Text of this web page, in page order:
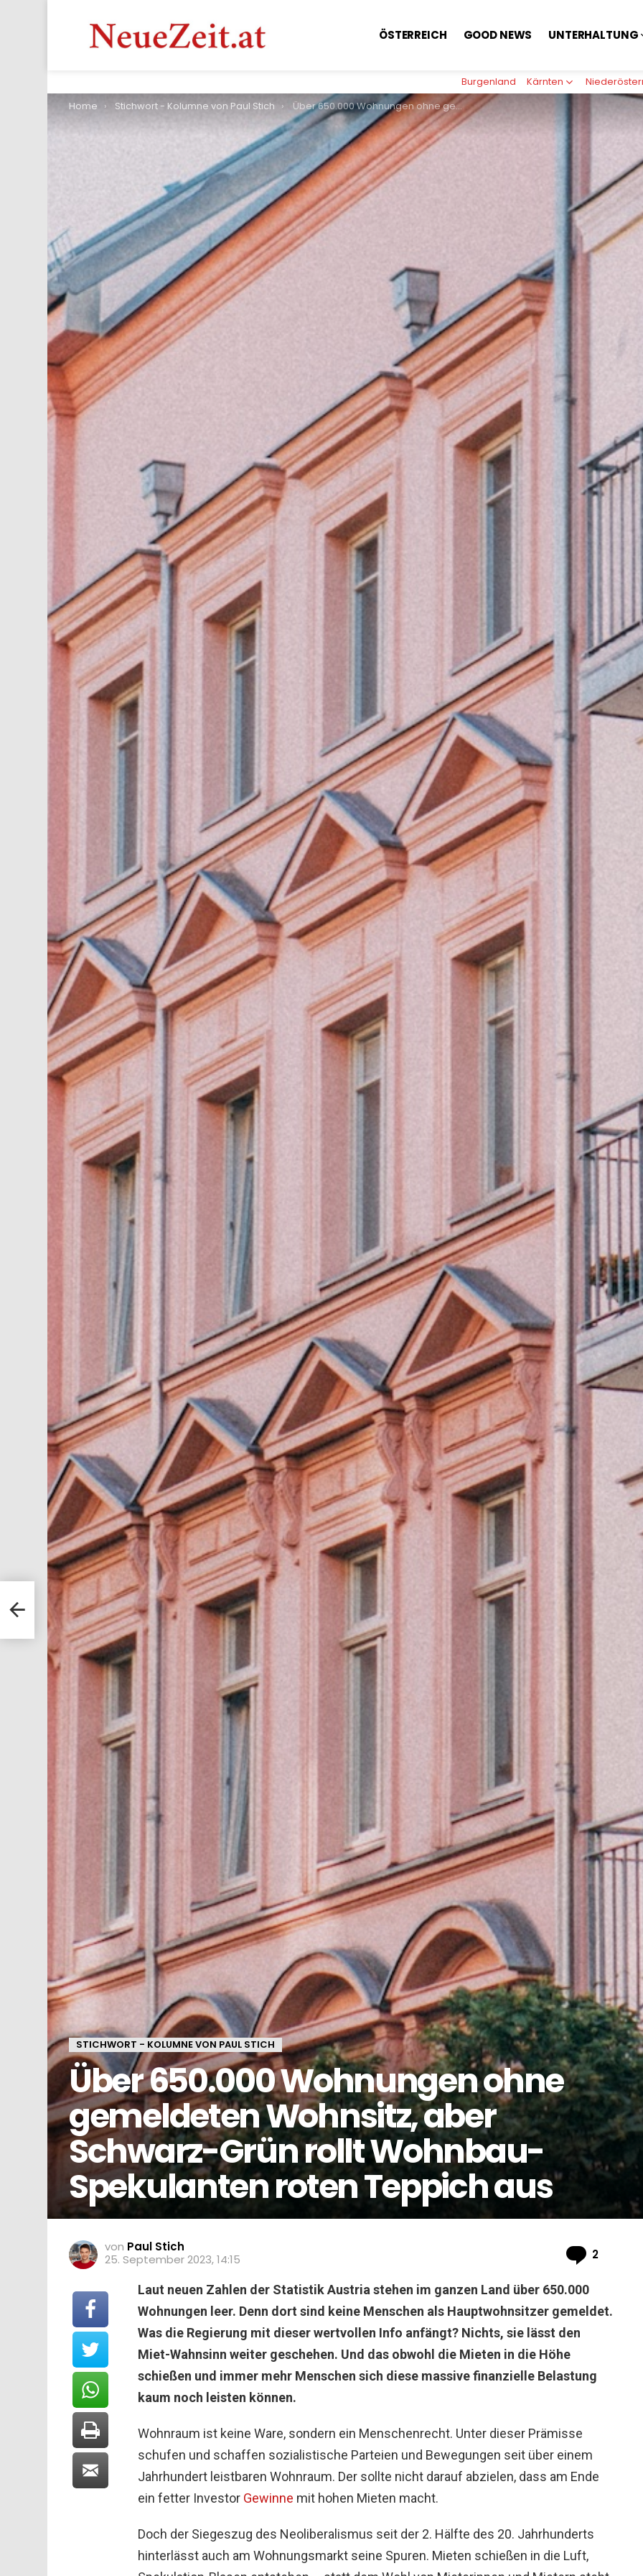
ÖSTERREICH GOOD NEWS UNTERHALTUNG
Burgenland Kärnten
You are here:
Home Stichwort - Kolumne von Paul Stich Über 650.000 Wohnungen ohne gemeldeten Wohnsitz, aber Schwarz-Grün rollt Wohnbau-Spekulanten roten Teppich aus
STICHWORT - KOLUMNE VON PAUL STICH
Über 650.000 Wohnungen ohne
gemeldeten Wohnsitz, aber
Schwarz-Grün rollt Wohnbau-
Spekulanten roten Teppich aus
von Paul Stich
25. September 2023, 14:15
2
Laut neuen Zahlen der Statistik Austria stehen im ganzen Land über 650.000
Wohnungen leer. Denn dort sind keine Menschen als Hauptwohnsitzer gemeldet.
Was die Regierung mit dieser wertvollen Info anfängt? Nichts, sie lässt den
Miet-Wahnsinn weiter geschehen. Und das obwohl die Mieten in die Höhe
schießen und immer mehr Menschen sich diese massive finanzielle Belastung
kaum noch leisten können.
Wohnraum ist keine Ware, sondern ein Menschenrecht. Unter dieser Prämisse
schufen und schaffen sozialistische Parteien und Bewegungen seit über einem
Jahrhundert leistbaren Wohnraum. Der sollte nicht darauf abzielen, dass am Ende
ein fetter Investor Gewinne mit hohen Mieten macht.
Doch der Siegeszug des Neoliberalismus seit der 2. Hälfte des 20. Jahrhunderts
hinterlässt auch am Wohnungsmarkt seine Spuren. Mieten schießen in die Luft,